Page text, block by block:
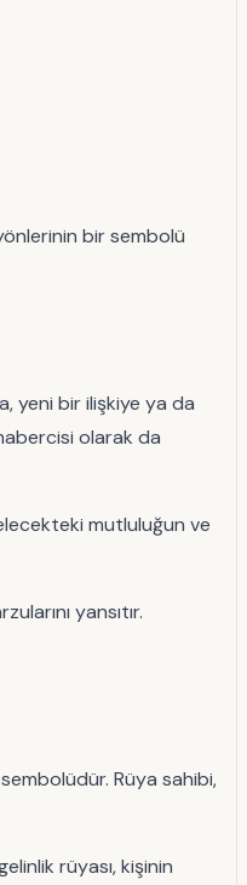
bir sembolü
yeni bir ilişkiye ya da
olarak da
mutluluğun ve
yansıtır.
Rüya sahibi,
rüyası, kişinin